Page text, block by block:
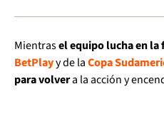
Mientrasel equipo lucha en la
BetPlayy de laCopa
para volvera la acción y